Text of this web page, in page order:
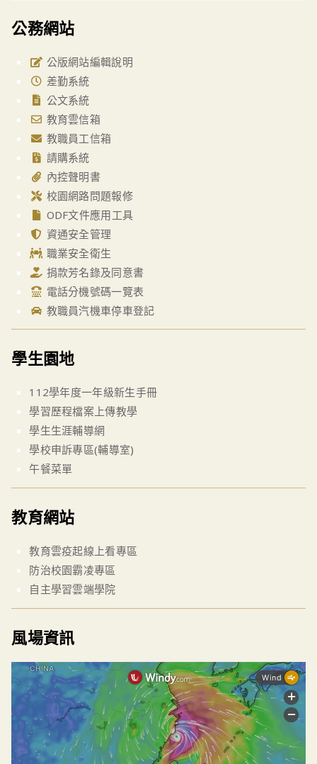
公務網站
公版網站編輯說明
差勤系統
公文系統
教育雲信箱
教職員工信箱
請購系統
內控聲明書
校園網路問題報修
ODF文件應用工具
資通安全管理
職業安全衛生
捐款芳名錄及同意書
電話分機號碼一覽表
教職員汽機車停車登記
學生園地
112學年度一年級新生手冊
學習歷程檔案上傳教學
學生生涯輔導網
學校申訴專區(輔導室)
午餐菜單
教育網站
教育雲疫起線上看專區
防治校園霸凌專區
自主學習雲端學院
風場資訊